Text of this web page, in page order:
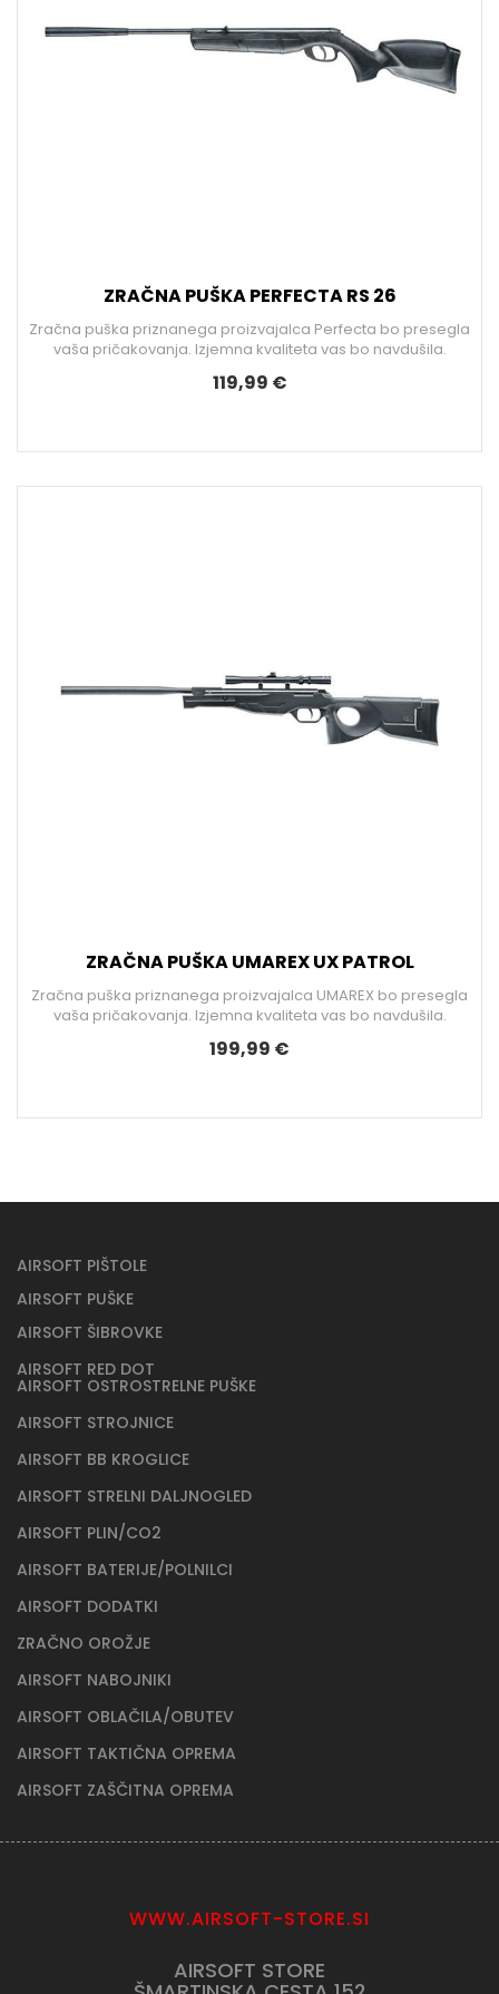
ZRAČNA PUŠKA PERFECTA RS 26
Zračna puška priznanega proizvajalca Perfecta bo presegla
vaša pričakovanja. Izjemna kvaliteta vas bo navdušila.
119,99 €
ZRAČNA PUŠKA UMAREX UX PATROL
Zračna puška priznanega proizvajalca UMAREX bo presegla
vaša pričakovanja. Izjemna kvaliteta vas bo navdušila.
199,99 €
AIRSOFT PIŠTOLE
AIRSOFT PUŠKE
AIRSOFT ŠIBROVKE
AIRSOFT RED DOT
AIRSOFT OSTROSTRELNE PUŠKE
AIRSOFT STROJNICE
AIRSOFT BB KROGLICE
AIRSOFT STRELNI DALJNOGLED
AIRSOFT PLIN/CO2
AIRSOFT BATERIJE/POLNILCI
AIRSOFT DODATKI
ZRAČNO OROŽJE
AIRSOFT NABOJNIKI
AIRSOFT OBLAČILA/OBUTEV
AIRSOFT TAKTIČNA OPREMA
AIRSOFT ZAŠČITNA OPREMA
WWW.AIRSOFT-STORE.SI
AIRSOFT STORE